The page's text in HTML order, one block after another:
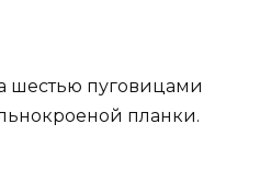
шестью пуговицами
планки.